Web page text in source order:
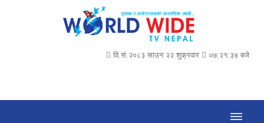
वि.सं.२०८३ साउन २२ शुक्रवार ०७:२१:३५ बजे